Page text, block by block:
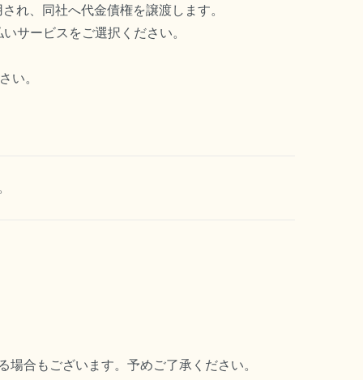
れ、同社へ代金債権を譲渡します。
サービスをご選択ください。
い。
合もございます。予めご了承ください。